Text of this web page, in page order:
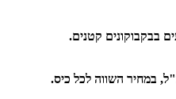
בבקבוקונים קטנים.